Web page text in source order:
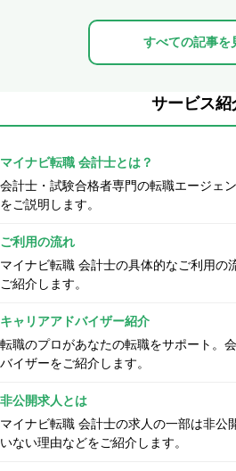
すべての記事を
サービス紹
マイナビ転職 会計士とは？
会計士・試験合格者専門の転職エージェ
をご説明します。
ご利用の流れ
マイナビ転職 会計士の具体的なご利用の
ご紹介します。
キャリアアドバイザー紹介
転職のプロがあなたの転職をサポート。
バイザーをご紹介します。
非公開求人とは
マイナビ転職 会計士の求人の一部は非公
いない理由などをご紹介します。